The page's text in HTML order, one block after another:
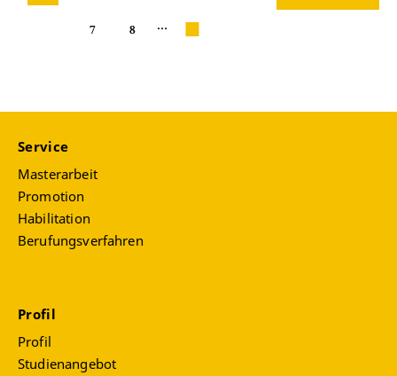
7 8 …
Service
Masterarbeit
Promotion
Habilitation
Berufungsverfahren
Profil
Profil
Studienangebot